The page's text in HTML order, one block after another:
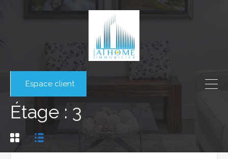
Espace client
Étage : 3